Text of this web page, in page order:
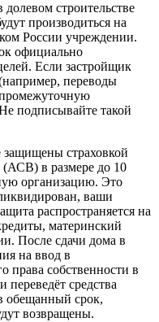
долевом строительстве
производиться на
России учреждении.
официально
Если застройщик
переводы
подписывайте такой
защищены страховкой
(АСВ) в размере до 10
организацию. Это
ваши
распространяется на
материнский
После сдачи дома в
на ввод в
права собственности в
переведёт средства
обещанный срок,
возвращены.